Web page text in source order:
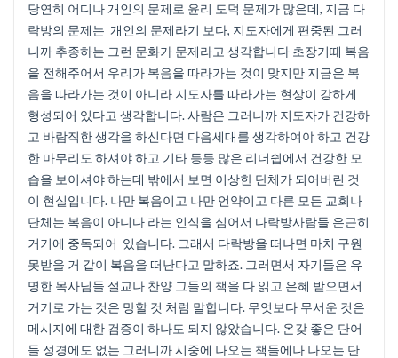
당연히 어디나 개인의 문제로 윤리 도덕 문제가 많은데, 지금 다
락방의 문제는 개인의 문제라기 보다, 지도자에게 편중된 그러
니까 추종하는 그런 문화가 문제라고 생각합니다 초장기때 복음
을 전해주어서 우리가 복음을 따라가는 것이 맞지만 지금은 복
음을 따라가는 것이 아니라 지도자를 따라가는 현상이 강하게
형성되어 있다고 생각합니다. 사람은 그러니까 지도자가 건강하
고 바람직한 생각을 하신다면 다음세대를 생각하여야 하고 건강
한 마무리도 하셔야 하고 기타 등등 많은 리더쉽에서 건강한 모
습을 보이셔야 하는데 밖에서 보면 이상한 단체가 되어버린 것
이 현실입니다. 나만 복음이고 나만 언약이고 다른 모든 교회나
단체는 복음이 아니다 라는 인식을 심어서 다락방사람들 은근히
거기에 중독되어 있습니다. 그래서 다락방을 떠나면 마치 구원
못받을 거 같이 복음을 떠난다고 말하죠. 그러면서 자기들은 유
명한 목사님들 설교나 찬양 그들의 책을 다 읽고 은혜 받으면서
거기로 가는 것은 망할 것 처럼 말합니다. 무엇보다 무서운 것은
메시지에 대한 검증이 하나도 되지 않았습니다. 온갖 좋은 단어
들 성경에도 없는 그러니까 시중에 나오는 책들에나 나오는 단